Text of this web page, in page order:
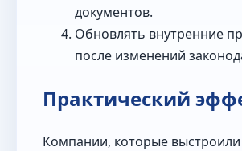
документов.
Обновлять внутренние
после изменений
Практический
Компании, которые